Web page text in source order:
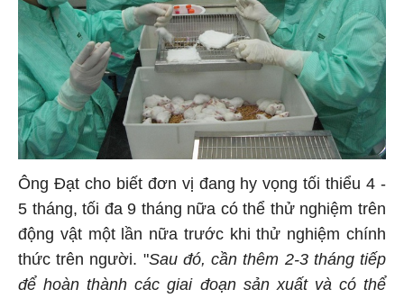
Ông Đạt cho biết đơn vị đang hy vọng tối thiểu 4 -
5 tháng, tối đa 9 tháng nữa có thể thử nghiệm trên
động vật một lần nữa trước khi thử nghiệm chính
thức trên người. "Sau đó, cần thêm 2-3 tháng tiếp
để hoàn thành các giai đoạn sản xuất và có thể